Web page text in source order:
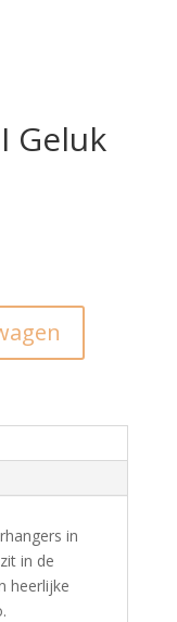
Geluk
in
in de
heerlijke